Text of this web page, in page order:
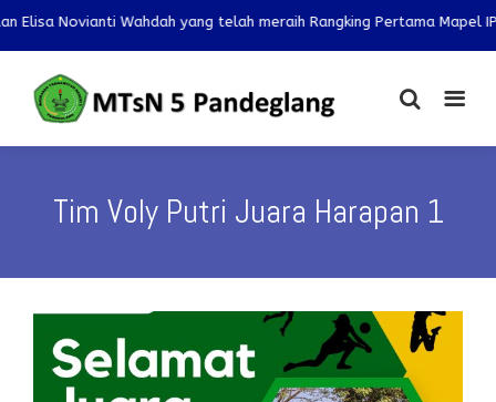
Wahdah yang telah meraih Rangking Pertama Mapel IPS
Tim Voly Putri Juara Harapan 1